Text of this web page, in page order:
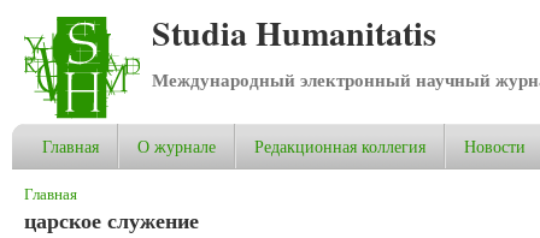
Studia Humanitatis
Международный электронный научный
Главная О журнале Редакционная коллегия Новости
Вы здесь
Главная
царское служение